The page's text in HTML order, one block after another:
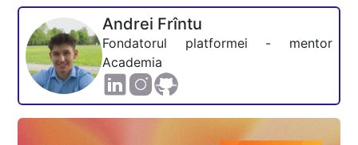
Andrei Frîntu
Fondatorul platformei - mentor
Academia